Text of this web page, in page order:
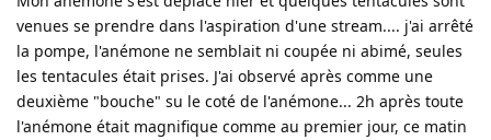
venues se prendre dans l'aspiration d'une stream.... j'ai arrêté
la pompe, l'anémone ne semblait ni coupée ni abimé, seules
les tentacules était prises. J'ai observé après comme une
deuxième "bouche" su le coté de l'anémone... 2h après toute
l'anémone était magnifique comme au premier jour, ce matin